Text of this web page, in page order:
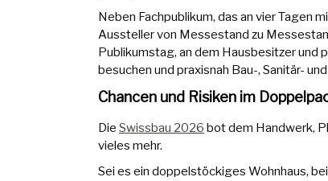
Neben Fachpublikum, das an vier Tagen
Aussteller von Messestand zu
Publikumstag, an dem Hausbesitzer und
besuchen und praxisnah Bau-, Sanitär-
Chancen und Risiken im
Die Swissbau 2026 bot dem Handwerk,
vieles mehr.
Sei es ein doppelstöckiges Wohnhaus,